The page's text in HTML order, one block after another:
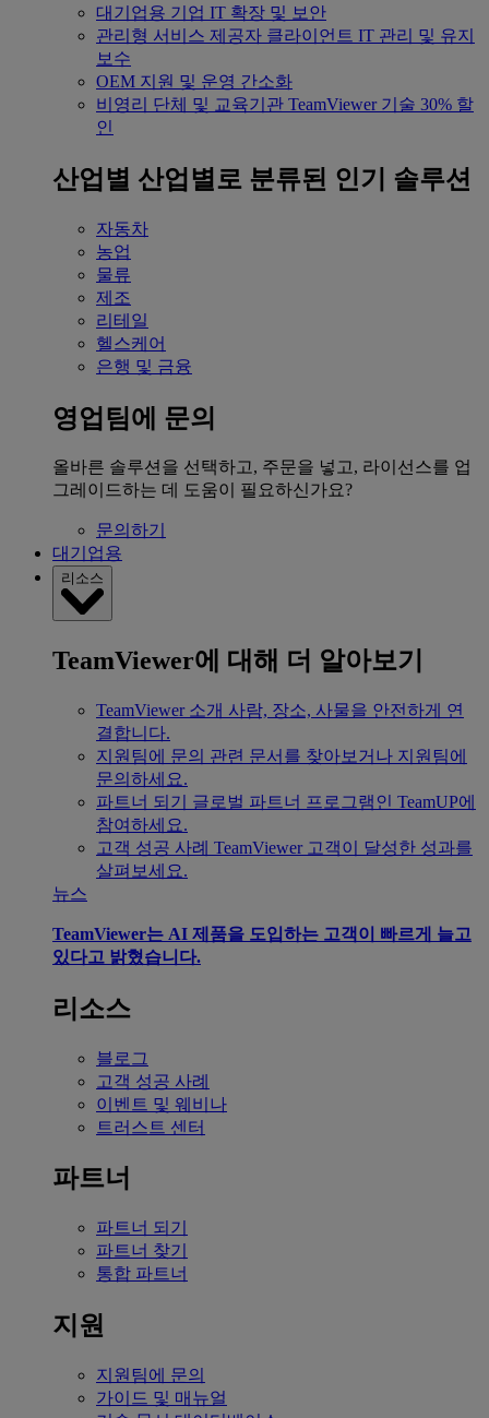
대기업용 기업 IT 확장 및 보안
관리형 서비스 제공자 클라이언트 IT 관리 및 유지
보수
OEM 지원 및 운영 간소화
비영리 단체 및 교육기관 TeamViewer 기술 30% 할
인
산업별 산업별로 분류된 인기 솔루션
자동차
농업
물류
제조
리테일
헬스케어
은행 및 금융
영업팀에 문의
올바른 솔루션을 선택하고, 주문을 넣고, 라이선스를 업
그레이드하는 데 도움이 필요하신가요?
문의하기
대기업용
리소스
TeamViewer에 대해 더 알아보기
TeamViewer 소개 사람, 장소, 사물을 안전하게 연
결합니다.
지원팀에 문의 관련 문서를 찾아보거나 지원팀에
문의하세요.
파트너 되기
글로벌 파트너 프로그램인 TeamUP에
참여하세요.
고객 성공 사례 TeamViewer 고객이 달성한 성과를
살펴보세요.
뉴스
TeamViewer는 AI 제품을 도입하는 고객이 빠르게 늘고
있다고 밝혔습니다.
리소스
블로그
고객 성공 사례
이벤트 및 웨비나
트러스트 센터
파트너
파트너 되기
파트너 찾기
통합 파트너
지원
지원팀에 문의
가이드 및 매뉴얼